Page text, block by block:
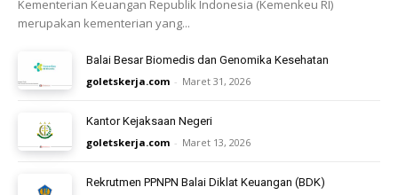
Kementerian Keuangan Republik Indonesia (Kemenkeu RI)
merupakan kementerian yang...
Balai Besar Biomedis dan Genomika Kesehatan
goletskerja.com - Maret 31, 2026
Kantor Kejaksaan Negeri
goletskerja.com - Maret 13, 2026
Rekrutmen PPNPN Balai Diklat Keuangan (BDK)